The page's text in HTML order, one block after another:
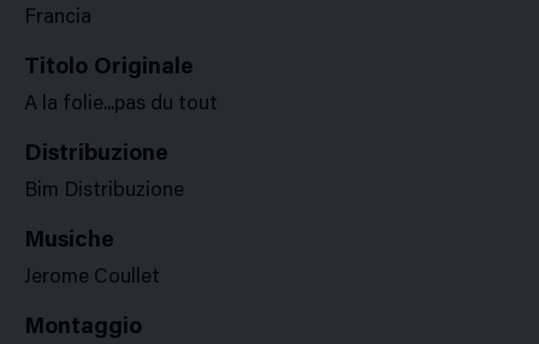
Francia
Titolo Originale
A la folie...pas du tout
Distribuzione
Bim Distribuzione
Musiche
Jerome Coullet
Montaggio